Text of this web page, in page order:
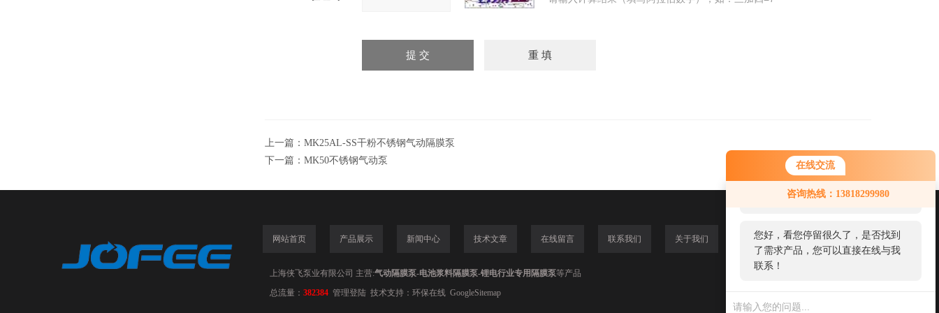
在线交流
咨询热线：13818299980
您好！欢迎前来咨询，很高兴为您
服务，请问您要咨询什么问题呢？
您好，看您停留很久了，是否找到
了需求产品，您可以直接在线与我
联系！
上一篇： MK25AL-SS干粉不锈钢气动隔膜泵
下一篇： MK50不锈钢气动泵
网站首页 产品展示 新闻中心 技术文章 在线留言 联系我们 关于我们
上海侠飞泵业有限公司 主营:气动隔膜泵-电池浆料隔膜泵-锂电行业专用隔膜泵等产品
总流量： 382384 管理登陆 技术支持： 环保在线 GoogleSitemap